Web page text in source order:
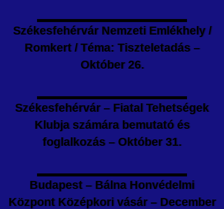
Székesfehérvár Nemzeti Emlékhely /
Romkert / Téma: Tiszteletadás –
Október 26.
Székesfehérvár – Fiatal Tehetségek
Klubja számára bemutató és
foglalkozás – Október 31.
Budapest – Bálna Honvédelmi
Központ Középkori vásár – December